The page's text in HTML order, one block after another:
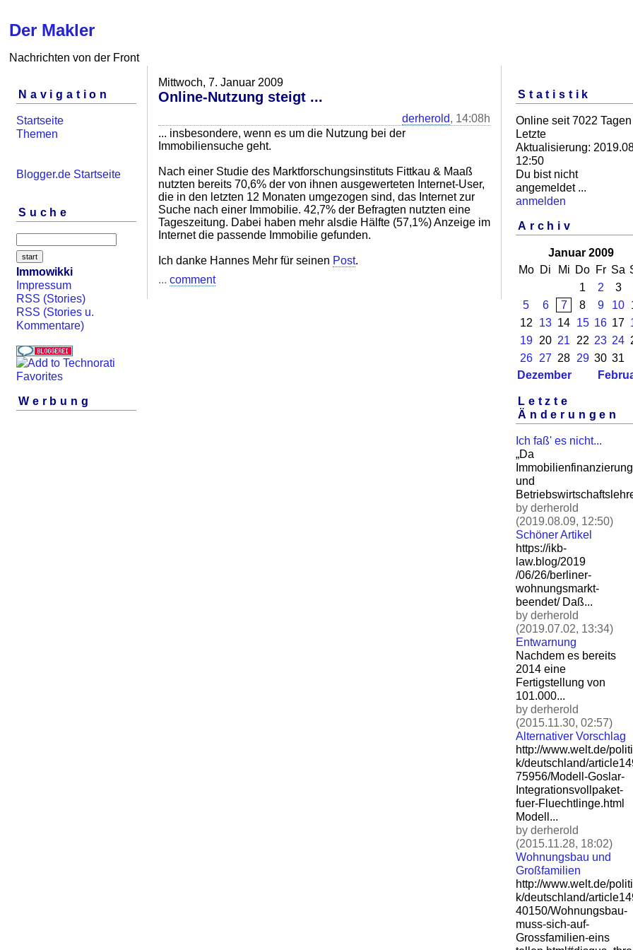
Der Makler
Nachrichten von der Front
Navigation
Startseite
Themen
Blogger.de Startseite
Suche
Immowikki
Impressum
RSS (Stories)
RSS (Stories u.
Kommentare)
Werbung
Mittwoch, 7. Januar 2009
Online-Nutzung steigt ...
derherold, 14:08h
... insbesondere, wenn es um die Nutzung bei der
Immobiliensuche geht.
Nach einer Studie des Marktforschungsinstituts Fittkau & Maaß
nutzten bereits 70,6% der von ihnen ausgewerteten Internet-User,
die in den letzten 12 Monaten umgezogen sind, das Internet zur
Suche nach einer Immobilie. 42,7% der Befragten nutzten eine
Tageszeitung. Dabei haben mehr alsdie Hälfte (57,1%) Anzeige im
Internet die passende Immobilie gefunden.
Ich danke Hannes Mehr für seinen Post.
... comment
Statistik
Online seit 7022 Tagen
Letzte
Aktualisierung:
12:50
Du bist nicht
angemeldet ...
anmelden
Archiv
Januar 2009
Mo
Di Mi Do Fr Sa
1
2 3
5
6 7 8 9 10
12
13 14 15 16 17
19
20 21 22 23 24
26
27 28 29 30 31
Dezember
Letzte
Änderungen
Ich faß' es nicht...
„Da
Immobilienfinanzierung
und
by derherold
(2019.08.09, 12:50)
Schöner Artikel
https://ikb-
law.blog/2019
/06/26/berliner-
wohnungsmarkt-
beendet/ Daß...
by derherold
(2019.07.02, 13:34)
Entwarnung
Nachdem es bereits
2014 eine
Fertigstellung von
101.000...
by derherold
(2015.11.30, 02:57)
Alternativer Vorschlag
http://www.welt.de/politi
k/deutschland/
75956/Modell-Goslar-
Integrationsvollpaket-
fuer-Fluechtlinge.html
Modell...
by derherold
(2015.11.28, 18:02)
Wohnungsbau und
Großfamilien
http://www.welt.de/politi
k/deutschland/
40150/Wohnungsbau-
muss-sich-auf-
Grossfamilien-eins